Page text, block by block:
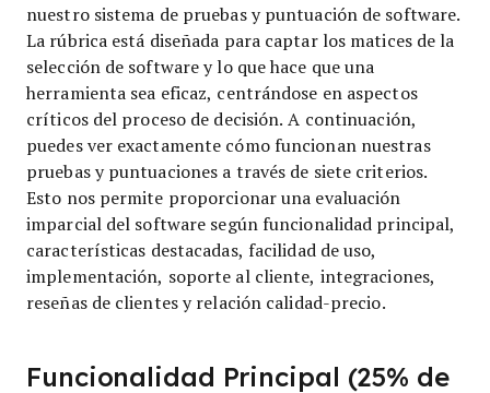
nuestro sistema de pruebas y puntuación de software.
La rúbrica está diseñada para captar los matices de la
selección de software y lo que hace que una
herramienta sea eficaz, centrándose en aspectos
críticos del proceso de decisión. A continuación,
puedes ver exactamente cómo funcionan nuestras
pruebas y puntuaciones a través de siete criterios.
Esto nos permite proporcionar una evaluación
imparcial del software según funcionalidad principal,
características destacadas, facilidad de uso,
implementación, soporte al cliente, integraciones,
reseñas de clientes y relación calidad-precio.
Funcionalidad Principal (25% de